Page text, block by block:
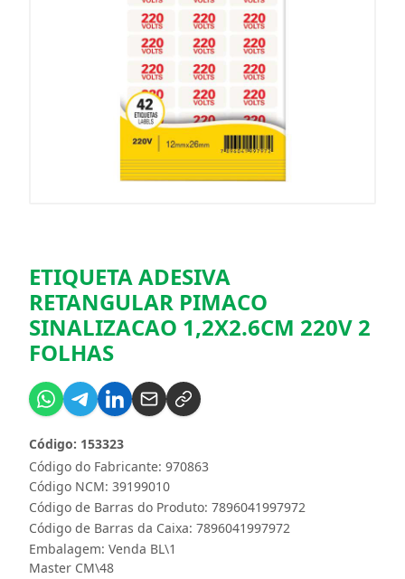
ETIQUETA ADESIVA
RETANGULAR PIMACO
SINALIZACAO 1,2X2.6CM 220V 2
FOLHAS
Código do Fabricante: 970863
Código: 153323
Código NCM: 39199010
Código de Barras do Produto: 7896041997972
Código de Barras da Caixa: 7896041997972
Embalagem: Venda BL\1
Master CM\48